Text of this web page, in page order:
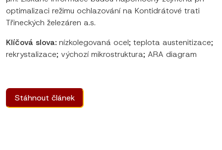
optimalizaci režimu ochlazování na Kontidrátové trati
Třineckých železáren a.s.
Klíčová slova: nízkolegovaná ocel; teplota austenitizace;
rekrystalizace; výchozí mikrostruktura; ARA diagram
Stáhnout článek